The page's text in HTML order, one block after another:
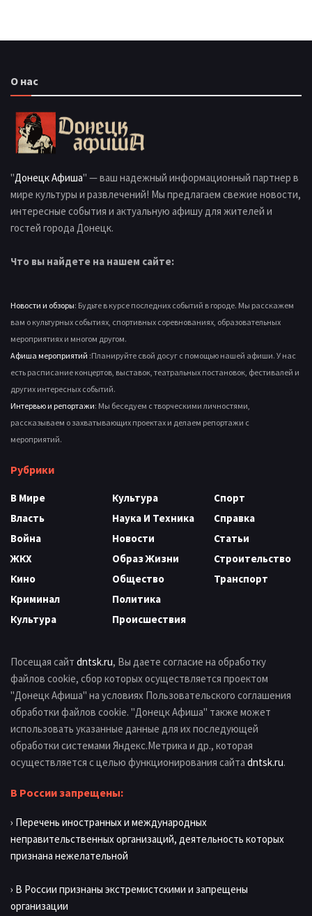
О нас
"Донецк Афиша" — ваш надежный информационный партнер в
мире культуры и развлечений! Мы предлагаем свежие новости,
интересные события и актуальную афишу для жителей и
гостей города Донецк.
Что вы найдете на нашем сайте:
Новости и обзоры: Будьте в курсе последних событий в городе. Мы расскажем
вам о культурных событиях, спортивных соревнованиях, образовательных
мероприятиях и многом другом.
Афиша мероприятий :Планируйте свой досуг с помощью нашей афиши. У нас
есть расписание концертов, выставок, театральных постановок, фестивалей и
других интересных событий.
Интервью и репортажи: Мы беседуем с творческими личностями,
рассказываем о захватывающих проектах и делаем репортажи с
мероприятий.
Рубрики
В Мире
Власть
Война
ЖКХ
Кино
Криминал
Культура
Культура
Наука И Техника
Новости
Образ Жизни
Общество
Политика
Происшествия
Спорт
Справка
Статьи
Строительство
Транспорт
Посещая сайт dntsk.ru, Вы даете согласие на обработку
файлов cookie, сбор которых осуществляется проектом
"Донецк Афиша" на условиях Пользовательского соглашения
обработки файлов cookie. "Донецк Афиша" также может
использовать указанные данные для их последующей
обработки системами Яндекс.Метрика и др., которая
осуществляется с целью функционирования сайта dntsk.ru.
В России запрещены:
› Перечень иностранных и международных
неправительственных организаций, деятельность которых
признана нежелательной
› В России признаны экстремистскими и запрещены
организации